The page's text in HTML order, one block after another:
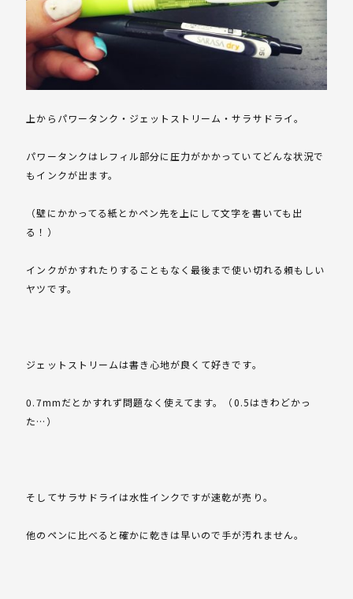
上からパワータンク・ジェットストリーム・サラサドライ。
パワータンクはレフィル部分に圧力がかかっていてどんな状況で
もインクが出ます。
（壁にかかってる紙とかペン先を上にして文字を書いても出
る！）
インクがかすれたりすることもなく最後まで使い切れる頼もしい
ヤツです。
ジェットストリームは書き心地が良くて好きです。
0.7mmだとかすれず問題なく使えてます。（0.5はきわどかっ
た…）
そしてサラサドライは水性インクですが速乾が売り。
他のペンに比べると確かに乾きは早いので手が汚れません。